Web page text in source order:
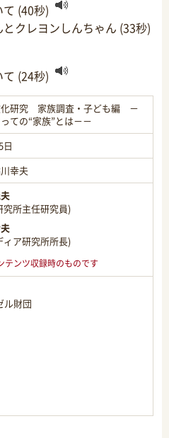
(40秒)
クレヨンしんちゃん (33秒)
(24秒)
化研究 家族調査・子ども編 －
ての“家族”とは－－
日
幸夫
究所主任研究員)
ィア研究所所長)
テンツ収録時のものです
ル財団